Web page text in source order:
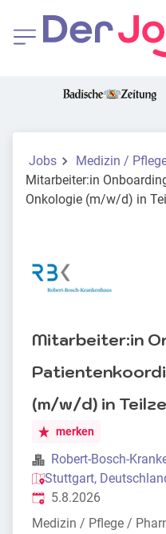
Jobs
Medizin /
Mitarbeiter:in
Onkologie (m/w/d) in
Mitarbeiter:in
(m/w/d) in
merken
Robert-Bosch-
Stuttgart,
Veröffentlicht
5.8.2026
Medizin / Pflege /